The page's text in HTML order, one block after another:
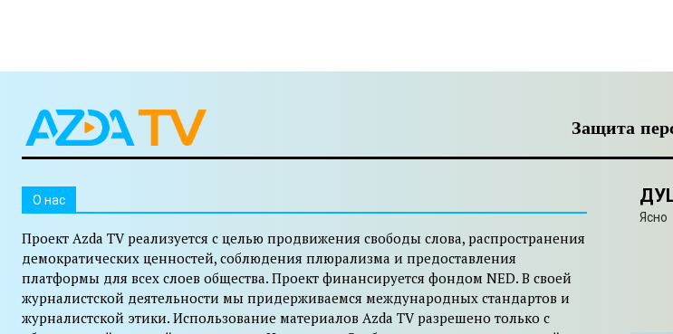
Защита
O нас
Проект Azda TV реализуется с целью продвижения свободы слова, распространения
демократических ценностей, соблюдения плюрализма и предоставления
платформы для всех слоев общества. Проект финансируется фондом NED. В своей
журналистской деятельности мы придерживаемся международных стандартов и
журналистской этики. Использование материалов Azda TV разрешено только с
Ясно